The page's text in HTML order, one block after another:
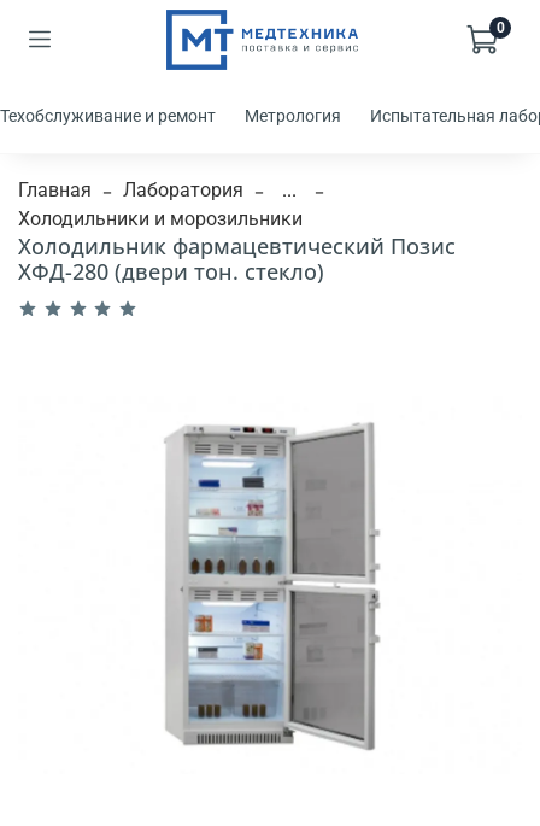
0
Техобслуживание и ремонт Метрология Испытательная
Главная Лаборатория
...
Холодильники и морозильники
Холодильник фармацевтический Позис
ХФД-280 (двери тон. стекло)